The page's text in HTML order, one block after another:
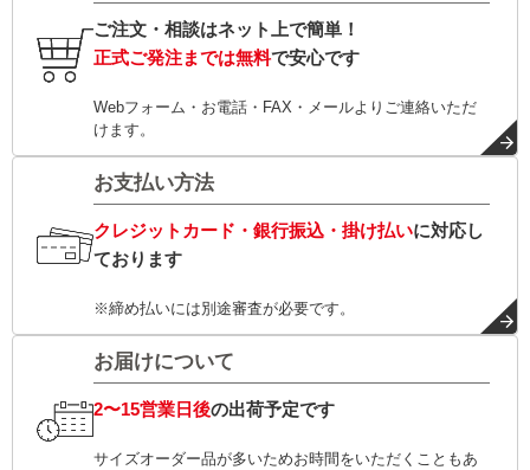
ご注文・相談はネット上で簡単！
正式ご発注までは無料で安心です
Webフォーム・お電話・FAX・メールよりご連絡いただ
けます。
お支払い方法
クレジットカード・銀行振込・掛け払いに対応し
ております
※締め払いには別途審査が必要です。
お届けについて
2〜15営業日後の出荷予定です
サイズオーダー品が多いためお時間をいただくこともあ